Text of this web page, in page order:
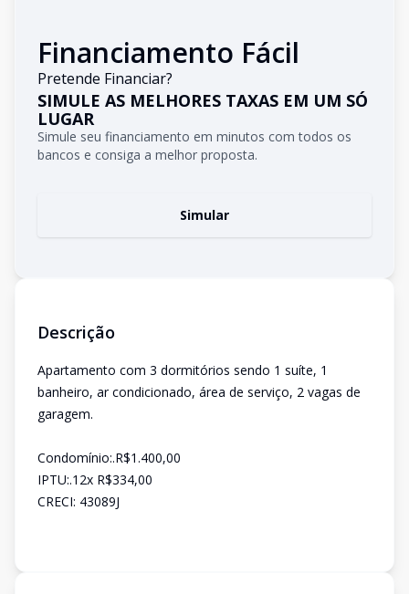
Financiamento Fácil
Pretende Financiar?
SIMULE AS MELHORES TAXAS EM UM SÓ
LUGAR
Simule seu financiamento em minutos com todos os
bancos e consiga a melhor proposta.
Simular
Descrição
Apartamento com 3 dormitórios sendo 1 suíte, 1
banheiro, ar condicionado, área de serviço, 2 vagas de
garagem.
Condomínio:.R$1.400,00
IPTU:.12x R$334,00
CRECI: 43089J